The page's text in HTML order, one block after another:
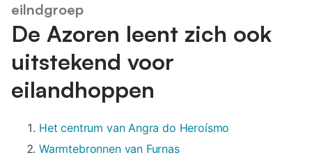
eilndgroep
De Azoren leent zich ook
uitstekend voor
eilandhoppen
Het centrum van Angra do Heroísmo
Warmtebronnen van Furnas